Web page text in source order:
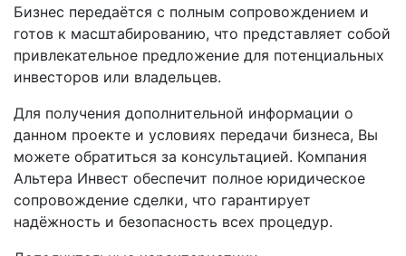
Бизнес передаётся с полным сопровождением и
готов к масштабированию, что представляет собой
привлекательное предложение для потенциальных
инвесторов или владельцев.
Для получения дополнительной информации о
данном проекте и условиях передачи бизнеса, Вы
можете обратиться за консультацией. Компания
Альтера Инвест обеспечит полное юридическое
сопровождение сделки, что гарантирует
надёжность и безопасность всех процедур.